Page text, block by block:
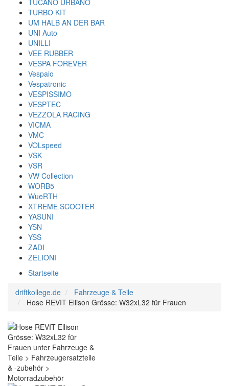
TUCANO URBANO
TURBO KIT
UM HALB AN DER BAR
UNI Auto
UNILLI
VEE RUBBER
VESPA FOREVER
Vespaio
Vespatronic
VESPISSIMO
VESPTEC
VEZZOLA RACING
VICMA
VMC
VOLspeed
VSK
VSR
VW Collection
WORB5
WueRTH
XTREME SCOOTER
YASUNI
YSN
YSS
ZADI
ZELIONI
Startseite
driftkollege.de
Fahrzeuge & Teile
Hose REVIT Ellison Grösse: W32xL32 für Frauen